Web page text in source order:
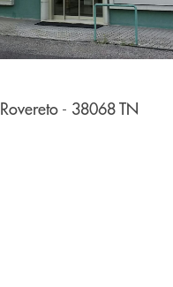
Rovereto - 38068TN